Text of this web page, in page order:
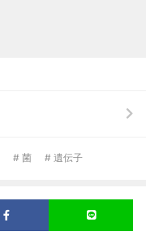
# 菌 # 遺伝子